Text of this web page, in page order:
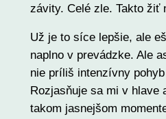
závity. Celé zle. Takto žiť
Už je to síce lepšie, ale
naplno v prevádzke. Ale
nie príliš intenzívny
Rozjasňuje sa mi v hlave
takom jasnejšom